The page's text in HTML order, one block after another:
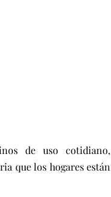
de uso cotidiano,
que los hogares están